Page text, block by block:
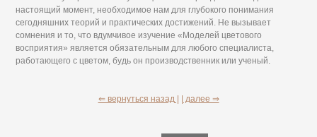
настоящий момент, необходимое нам для глубокого понимания
сегодняшних теорий и практических достижений. Не вызывает
сомнения и то, что вдумчивое изучение «Моделей цветового
восприятия» является обязательным для любого специалиста,
работающего с цветом, будь он производственник или ученый.
⇐ вернуться назад | | далее ⇒